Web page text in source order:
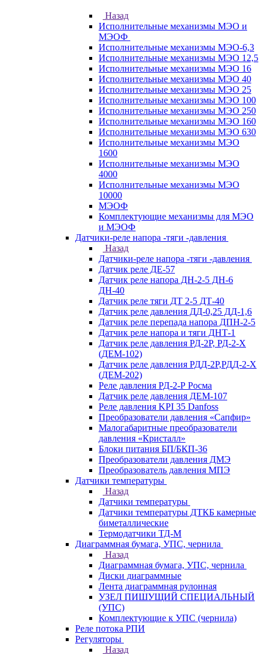
Назад
Исполнительные механизмы МЭО и
МЭОФ
Исполнительные механизмы МЭО-6,3
Исполнительные механизмы МЭО 12,5
Исполнительные механизмы МЭО 16
Исполнительные механизмы МЭО 40
Исполнительные механизмы МЭО 25
Исполнительные механизмы МЭО 100
Исполнительные механизмы МЭО 250
Исполнительные механизмы МЭО 160
Исполнительные механизмы МЭО 630
Исполнительные механизмы МЭО
1600
Исполнительные механизмы МЭО
4000
Исполнительные механизмы МЭО
10000
МЭОФ
Комплектующие механизмы для МЭО
и МЭОФ
Датчики-реле напора -тяги -давления
Назад
Датчики-реле напора -тяги -давления
Датчик реле ДЕ-57
Датчик реле напора ДН-2-5 ДН-6
ДН-40
Датчик реле тяги ДТ 2-5 ДТ-40
Датчик реле давления ДД-0,25 ДД-1,6
Датчик реле перепада напора ДПН-2-5
Датчик реле напора и тяги ДНТ-1
Датчик реле давления РД-2Р, РД-2-Х
(ДЕМ-102)
Датчик реле давления РДД-2Р,РДД-2-Х
(ДЕМ-202)
Реле давления РД-2-Р Росма
Датчик реле давления ДЕМ-107
Реле давления KPI 35 Danfoss
Преобразователи давления «Сапфир»
Малогабаритные преобразователи
давления «Кристалл»
Блоки питания БП/БКП-36
Преобразователи давления ДМЭ
Преобразователь давления МПЭ
Датчики температуры
Назад
Датчики температуры
Датчики температуры ДТКБ камерные
биметаллические
Термодатчики ТД-М
Диаграммная бумага, УПС, чернила
Назад
Диаграммная бумага, УПС, чернила
Диски диаграммные
Лента диаграммная рулонная
УЗЕЛ ПИШУЩИЙ СПЕЦИАЛЬНЫЙ
(УПС)
Комплектующие к УПС (чернила)
Реле потока РПИ
Регуляторы
Назад